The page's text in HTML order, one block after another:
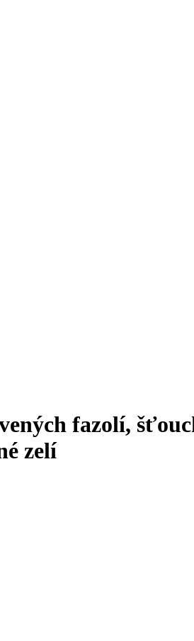
fazolí,
zelí